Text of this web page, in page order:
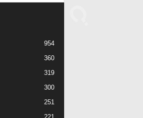
954
360
319
300
251